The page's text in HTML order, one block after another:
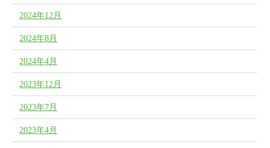
2024年12月
2024年8月
2024年4月
2023年12月
2023年7月
2023年4月